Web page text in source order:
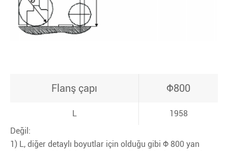
Flanş çapı Φ800
L
1958
Değil:
1) L, diğer detaylı boyutlar için olduğu gibi Φ 800 yan